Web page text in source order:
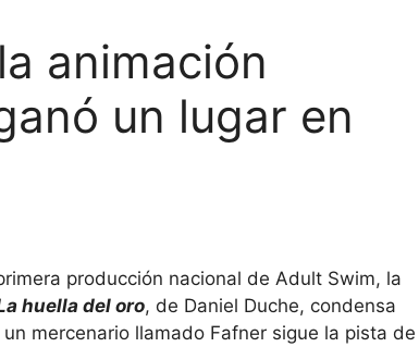
animación
un lugar en
producción nacional de Adult Swim, la
huella del oro, de Daniel Duche, condensa
mercenario llamado Fafner sigue la pista de